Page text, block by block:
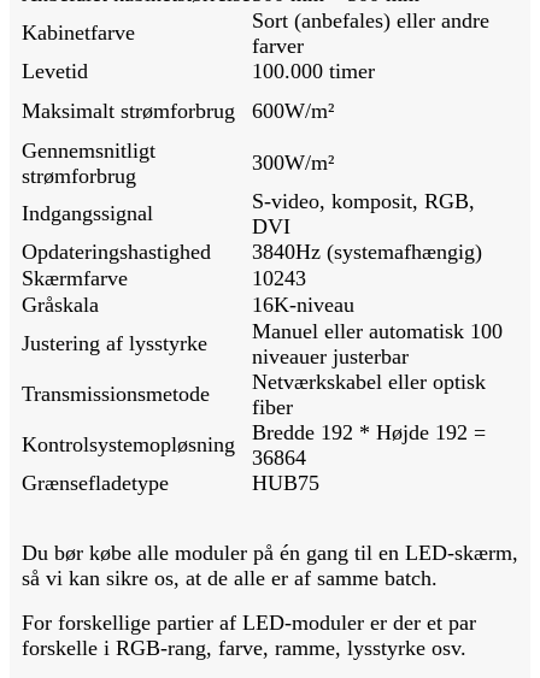
Kabinetfarve
Sort (anbefales) eller andre
farver
Levetid
100.000 timer
Maksimalt strømforbrug
600W/m²
Gennemsnitligt
strømforbrug
300W/m²
Indgangssignal
S-video, komposit, RGB,
DVI
Opdateringshastighed
3840Hz (systemafhængig)
Skærmfarve
10243
Gråskala
16K-niveau
Justering af lysstyrke
Manuel eller automatisk 100
niveauer justerbar
Transmissionsmetode
Netværkskabel eller optisk
fiber
Kontrolsystemopløsning
Bredde 192 * Højde 192 =
36864
Grænsefladetype
HUB75
Du bør købe alle moduler på én gang til en LED-skærm,
så vi kan sikre os, at de alle er af samme batch.
For forskellige partier af LED-moduler er der et par
forskelle i RGB-rang, farve, ramme, lysstyrke osv.